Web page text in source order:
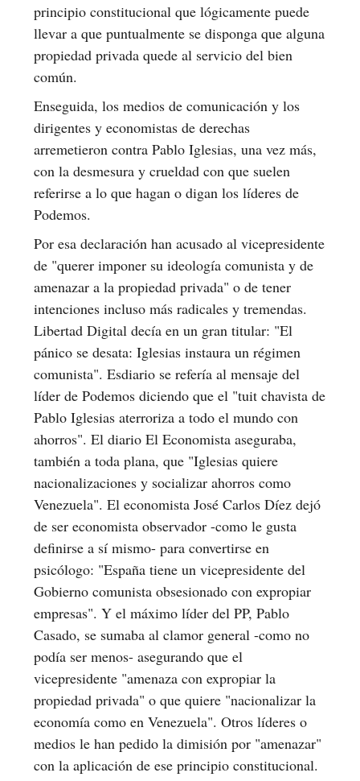
principio constitucional que lógicamente puede
llevar a que puntualmente se disponga que alguna
propiedad privada quede al servicio del bien
común.
Enseguida, los medios de comunicación y los
dirigentes y economistas de derechas
arremetieron contra Pablo Iglesias, una vez más,
con la desmesura y crueldad con que suelen
referirse a lo que hagan o digan los líderes de
Podemos.
Por esa declaración han acusado al vicepresidente
de "querer imponer su ideología comunista y de
amenazar a la propiedad privada" o de tener
intenciones incluso más radicales y tremendas.
Libertad Digital decía en un gran titular: "El
pánico se desata: Iglesias instaura un régimen
comunista". Esdiario se refería al mensaje del
líder de Podemos diciendo que el "tuit chavista de
Pablo Iglesias aterroriza a todo el mundo con
ahorros". El diario El Economista aseguraba,
también a toda plana, que "Iglesias quiere
nacionalizaciones y socializar ahorros como
Venezuela". El economista José Carlos Díez dejó
de ser economista observador -como le gusta
definirse a sí mismo- para convertirse en
psicólogo: "España tiene un vicepresidente del
Gobierno comunista obsesionado con expropiar
empresas". Y el máximo líder del PP, Pablo
Casado, se sumaba al clamor general -como no
podía ser menos- asegurando que el
vicepresidente "amenaza con expropiar la
propiedad privada" o que quiere "nacionalizar la
economía como en Venezuela". Otros líderes o
medios le han pedido la dimisión por "amenazar"
con la aplicación de ese principio constitucional.